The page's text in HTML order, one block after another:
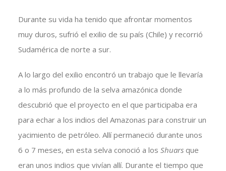
Durante su vida ha tenido que afrontar momentos
muy duros, sufrió el exilio de su país (Chile) y recorrió
Sudamérica de norte a sur.
A lo largo del exilio encontró un trabajo que le llevaría
a lo más profundo de la selva amazónica donde
descubrió que el proyecto en el que participaba era
para echar a los indios del Amazonas para construir un
yacimiento de petróleo. Allí permaneció durante unos
6 o 7 meses, en esta selva conoció a los Shuarsque
eran unos indios que vivían allí. Durante el tiempo que